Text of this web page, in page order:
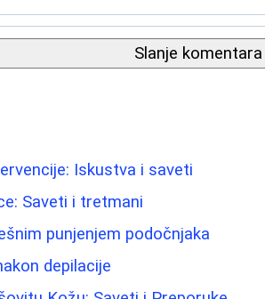
Slanje komentara
Iskustva i saveti
Saveti i tretmani
punjenjem podočnjaka
depilacije